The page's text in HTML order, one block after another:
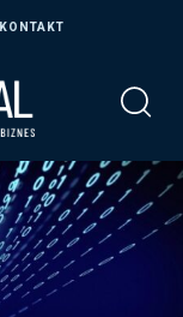
KONTAKT